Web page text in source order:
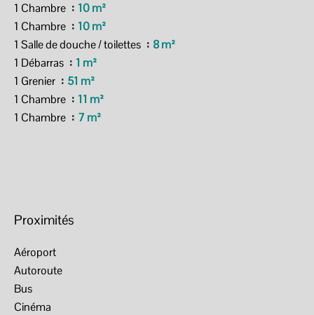
1 Chambre
10 m²
1 Chambre
10 m²
1 Salle de douche / toilettes
8 m²
1 Débarras
1 m²
1 Grenier
51 m²
1 Chambre
11 m²
1 Chambre
7 m²
Proximités
Aéroport
Autoroute
Bus
Cinéma